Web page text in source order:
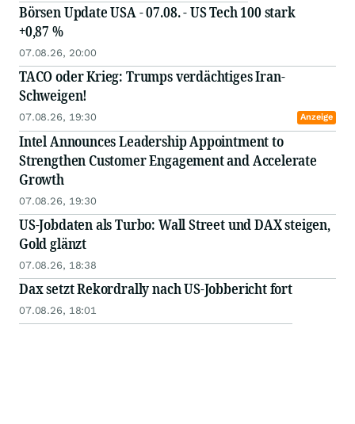
Börsen Update USA - 07.08. - US Tech 100 stark
+0,87 %
07.08.26, 20:00
TACO oder Krieg: Trumps verdächtiges Iran-
Schweigen!
07.08.26, 19:30 Anzeige
Intel Announces Leadership Appointment to
Strengthen Customer Engagement and Accelerate
Growth
07.08.26, 19:30
US-Jobdaten als Turbo: Wall Street und DAX steigen,
Gold glänzt
07.08.26, 18:38
Dax setzt Rekordrally nach US-Jobbericht fort
07.08.26, 18:01